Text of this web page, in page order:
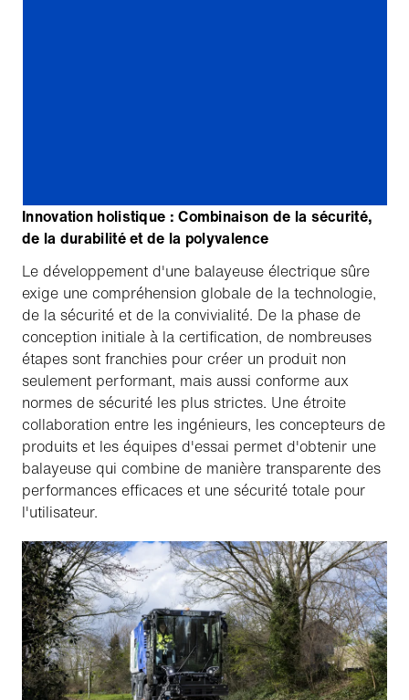
Innovation holistique : Combinaison de la sécurité,
de la durabilité et de la polyvalence
Le développement d'une balayeuse électrique sûre
exige une compréhension globale de la technologie,
de la sécurité et de la convivialité. De la phase de
conception initiale à la certification, de nombreuses
étapes sont franchies pour créer un produit non
seulement performant, mais aussi conforme aux
normes de sécurité les plus strictes. Une étroite
collaboration entre les ingénieurs, les concepteurs de
produits et les équipes d'essai permet d'obtenir une
balayeuse qui combine de manière transparente des
performances efficaces et une sécurité totale pour
l'utilisateur.